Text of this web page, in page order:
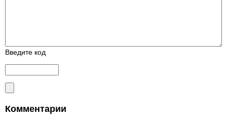
Введите код
Комментарии